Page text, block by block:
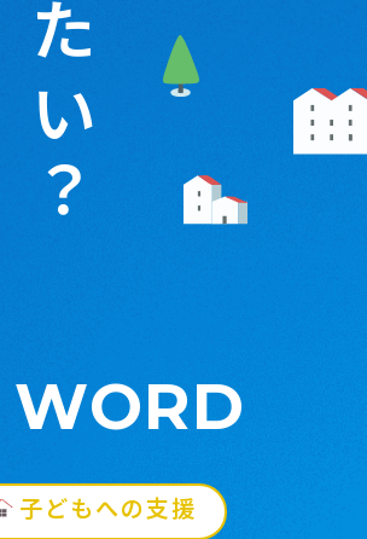
た
い
？
WORD
子どもへの支援